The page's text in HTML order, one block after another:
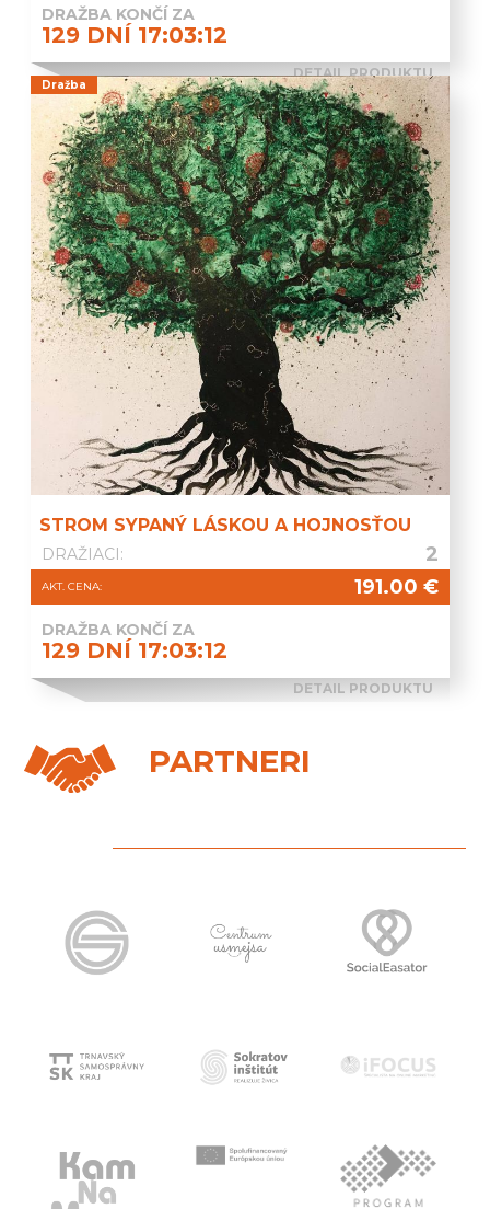
DRAŽBA KONČÍ ZA
129 DNÍ 17:03:11
DETAIL PRODUKTU
Dražba
STROM SYPANÝ LÁSKOU A HOJNOSŤOU
DRAŽIACI: 2
AKT. CENA: 191.00 €
DRAŽBA KONČÍ ZA
129 DNÍ 17:03:11
DETAIL PRODUKTU
PARTNERI